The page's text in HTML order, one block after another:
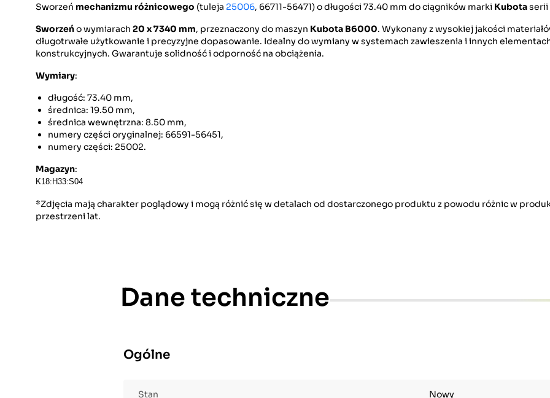
Sworzeń mechanizmu różnicowego (tuleja 25006, 66711-56471) o długości 73.40 mm do ciągników marki Kubotaserii
Sworzeńo wymiarach 20 x 7340 mm, przeznaczony do maszyn Kubota B6000. Wykonany z wysokiej jakości
długotrwałe użytkowanie i precyzyjne dopasowanie. Idealny do wymiany w systemach zawieszenia i innych
konstrukcyjnych. Gwarantuje solidność i odporność na obciążenia.
Wymiary:
długość: 73.40 mm,
średnica: 19.50 mm,
średnica wewnętrzna: 8.50 mm,
numery części oryginalnej: 66591-56451,
numery części: 25002.
Magazyn:
K18:H33:S04
*Zdjęcia mają charakter poglądowy i mogą różnić się w detalach od dostarczonego produktu z powodu różnic w
przestrzeni lat.
Dane techniczne
Ogólne
Stan Nowy